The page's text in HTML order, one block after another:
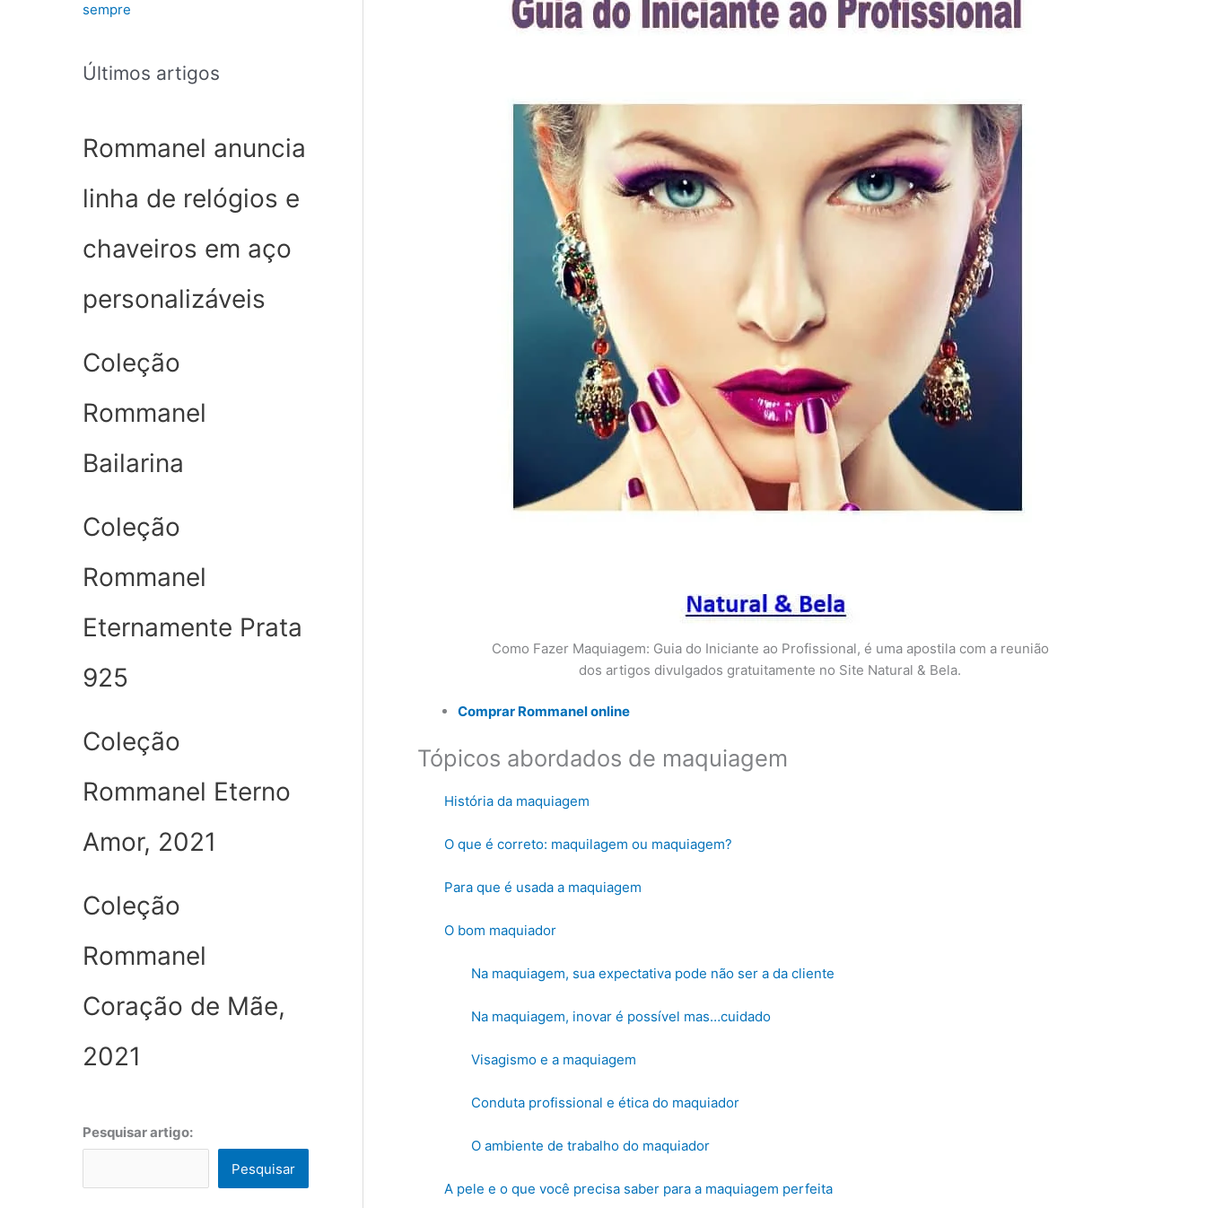
sempre
Últimos artigos
Rommanel anuncia
linha de relógios e
chaveiros em aço
personalizáveis
Coleção
Rommanel
Bailarina
Coleção
Rommanel
Eternamente Prata
925
Coleção
Rommanel Eterno
Amor, 2021
Coleção
Rommanel
Coração de Mãe,
2021
Pesquisar artigo:
Pesquisar
Como Fazer Maquiagem: Guia do Iniciante ao Profissional, é uma apostila com a reunião
dos artigos divulgados gratuitamente no Site Natural & Bela.
Comprar Rommanel online
Tópicos abordados de maquiagem
História da maquiagem
O que é correto: maquilagem ou maquiagem?
Para que é usada a maquiagem
O bom maquiador
Na maquiagem, sua expectativa pode não ser a da cliente
Na maquiagem, inovar é possível mas…cuidado
Visagismo e a maquiagem
Conduta profissional e ética do maquiador
O ambiente de trabalho do maquiador
A pele e o que você precisa saber para a maquiagem perfeita